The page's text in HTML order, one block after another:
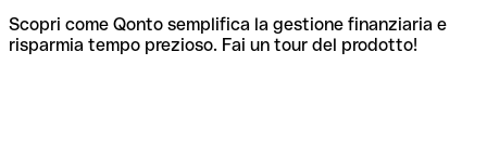
Scopri come Qonto semplifica la gestione finanziaria e
risparmia tempo prezioso. Fai un tour del prodotto!